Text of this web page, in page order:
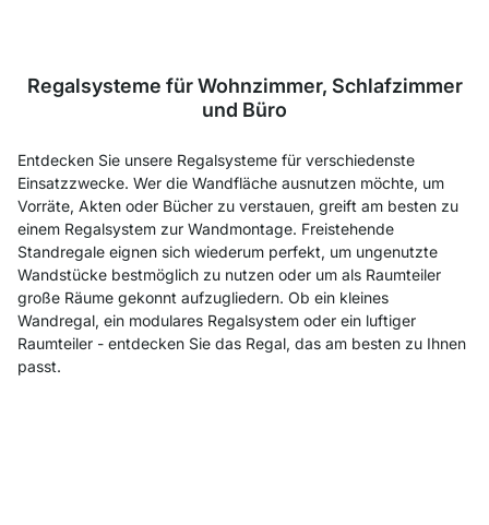
Regalsysteme für Wohnzimmer, Schlafzimmer
und Büro
Entdecken Sie unsere Regalsysteme für verschiedenste
Einsatzzwecke. Wer die Wandfläche ausnutzen möchte, um
Vorräte, Akten oder Bücher zu verstauen, greift am besten zu
einem Regalsystem zur Wandmontage. Freistehende
Standregale eignen sich wiederum perfekt, um ungenutzte
Wandstücke bestmöglich zu nutzen oder um als Raumteiler
große Räume gekonnt aufzugliedern. Ob ein kleines
Wandregal, ein modulares Regalsystem oder ein luftiger
Raumteiler - entdecken Sie das Regal, das am besten zu Ihnen
passt.